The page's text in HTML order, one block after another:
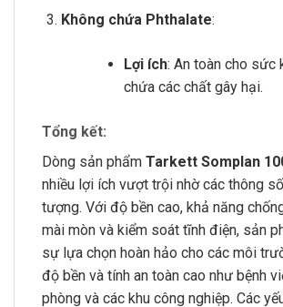
Không chứa Phthalate:
Lợi ích: An toàn cho sức
chứa các chất gây hại.
Tổng kết:
Dòng sản phẩm Tarkett Somplan
nhiều lợi ích vượt trội nhờ các thông
tượng. Với độ bền cao, khả năng
mài mòn và kiểm soát tĩnh điện, sản
sự lựa chọn hoàn hảo cho các môi
độ bền và tính an toàn cao như bệnh
phòng và các khu công nghiệp. Các